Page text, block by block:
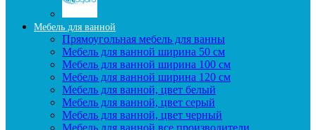
Мебель для ванной
Прямоугольная мебель для ванны
Мебель для ванной ширина 50 см
Мебель для ванной ширина 100 см
Мебель для ванной ширина 120 см
Мебель для ванной, цвет белый
Мебель для ванной, цвет серый
Мебель для ванной, цвет черный
Мебель для ванной все производители